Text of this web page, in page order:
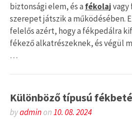
biztonsági elem, és a fékolaj
szerepet játszik a működésében.
felelős azért, hogy a fékpedálra
fékező alkatrészeknek, és végül
…
Különböző típusú
byadminon10. 08. 2024